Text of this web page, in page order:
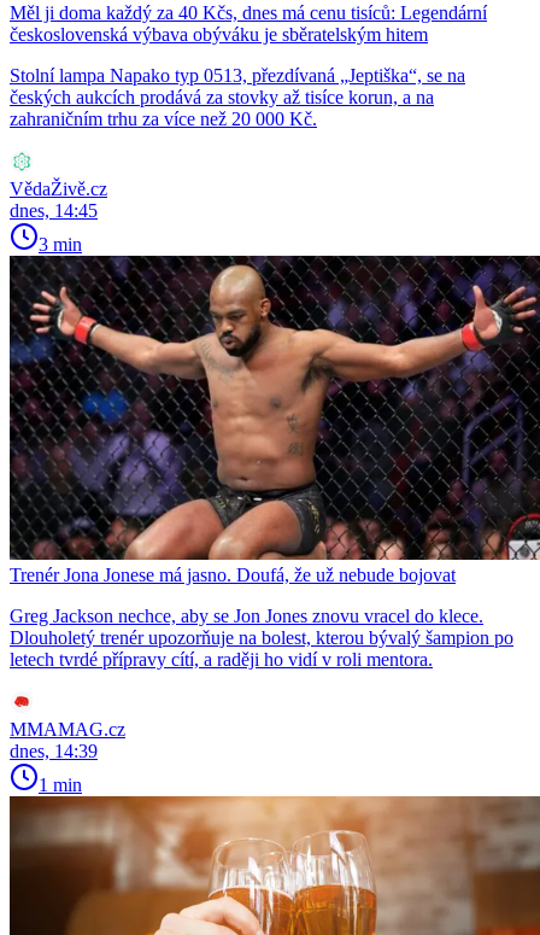
Měl ji doma každý za 40 Kčs, dnes má cenu tisíců: Legendární
československá výbava obýváku je sběratelským hitem
Stolní lampa Napako typ 0513, přezdívaná „Jeptiška“, se na
českých aukcích prodává za stovky až tisíce korun, a na
zahraničním trhu za více než 20 000 Kč.
VědaŽivě.cz
dnes, 14:45
3 min
Trenér Jona Jonese má jasno. Doufá, že už nebude bojovat
Greg Jackson nechce, aby se Jon Jones znovu vracel do klece.
Dlouholetý trenér upozorňuje na bolest, kterou bývalý šampion po
letech tvrdé přípravy cítí, a raději ho vidí v roli mentora.
MMAMAG.cz
dnes, 14:39
1 min